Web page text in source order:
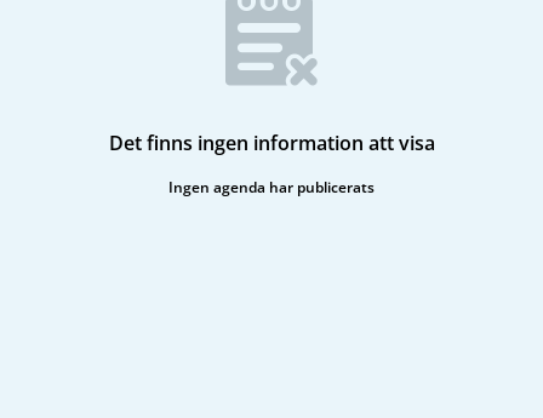
Det finns ingen information att visa
Ingen agenda har publicerats